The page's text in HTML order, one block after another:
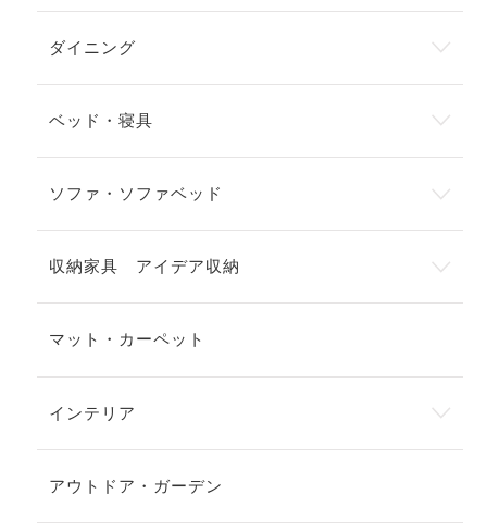
ダイニング
ベッド・寝具
ソファ・ソファベッド
収納家具 アイデア収納
マット・カーペット
インテリア
アウトドア・ガーデン